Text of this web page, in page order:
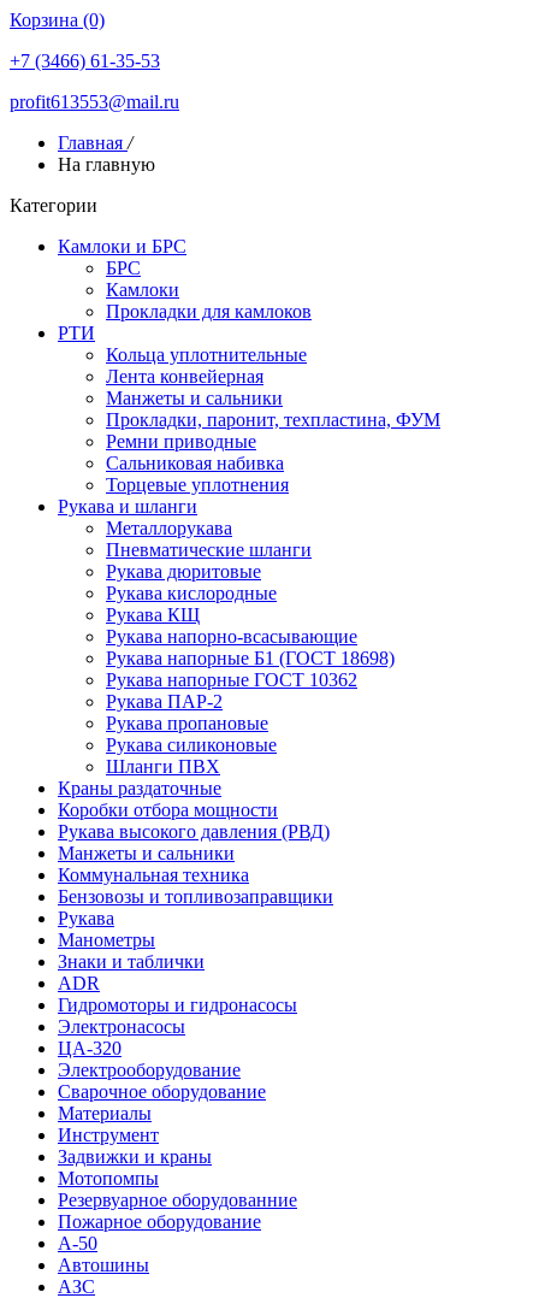
Корзина (0)
+7 (3466) 61-35-53
profit613553@mail.ru
Главная /
На главную
Категории
Камлоки и БРС
БРС
Камлоки
Прокладки для камлоков
РТИ
Кольца уплотнительные
Лента конвейерная
Манжеты и сальники
Прокладки, паронит, техпластина, ФУМ
Ремни приводные
Сальниковая набивка
Торцевые уплотнения
Рукава и шланги
Металлорукава
Пневматические шланги
Рукава дюритовые
Рукава кислородные
Рукава КЩ
Рукава напорно-всасывающие
Рукава напорные Б1 (ГОСТ 18698)
Рукава напорные ГОСТ 10362
Рукава ПАР-2
Рукава пропановые
Рукава силиконовые
Шланги ПВХ
Краны раздаточные
Коробки отбора мощности
Рукава высокого давления (РВД)
Манжеты и сальники
Коммунальная техника
Бензовозы и топливозаправщики
Рукава
Манометры
Знаки и таблички
ADR
Гидромоторы и гидронасосы
Электронасосы
ЦА-320
Электрооборудование
Сварочное оборудование
Материалы
Инструмент
Задвижки и краны
Мотопомпы
Резервуарное оборудованние
Пожарное оборудование
А-50
Автошины
АЗС